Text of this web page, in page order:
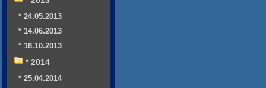
* 24.05.2013
* 14.06.2013
* 18.10.2013
* 2014
* 25.04.2014